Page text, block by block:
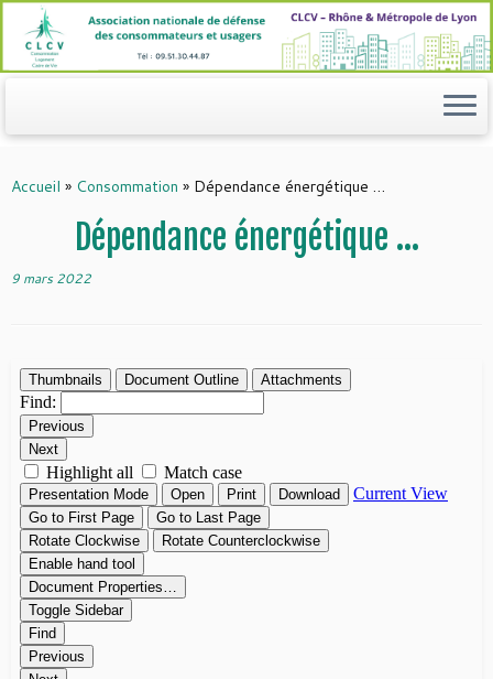
Passer
contenu
Accueil » Consommation » Dépendance énergétique …
Dépendance énergétique …
9 mars 2022